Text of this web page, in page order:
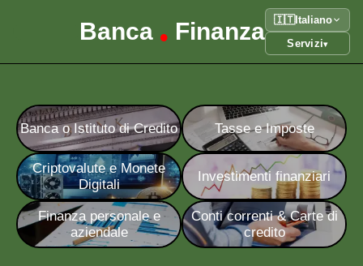
Banca • Finanza 🇮🇹 Italiano
Servizi▾
Banca o Istituto di Credito Tasse e Imposte
Criptovalute e Monete
Digitali
Investimenti finanziari
Finanza personale e
aziendale
Conti correnti & Carte di
credito